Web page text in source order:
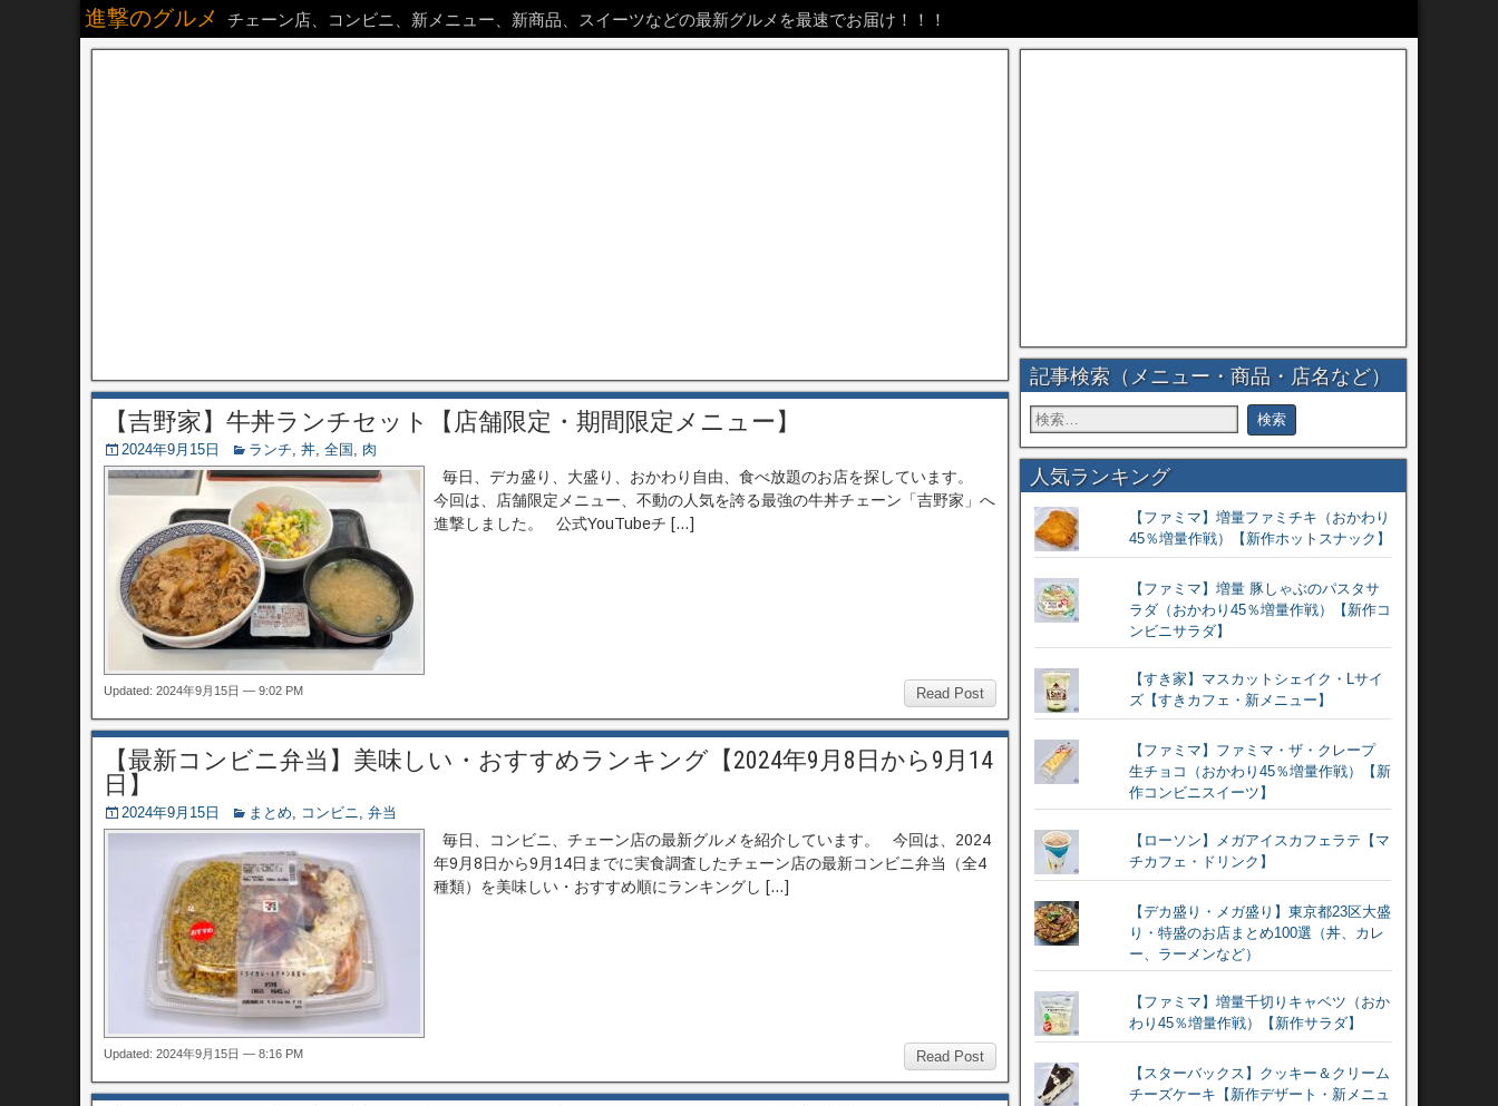
進撃のグルメ チェーン店、コンビニ、新メニュー、新商品、スイーツなどの最新グルメを最速でお届け！！！
【吉野家】牛丼ランチセット【店舗限定・期間限定メニュー】
2024年9月15日 ランチ, 丼, 全国 , 肉
毎日、デカ盛り、大盛り、おかわり自由、食べ放題のお店を探しています。
今回は、店舗限定メニュー、不動の人気を誇る最強の牛丼チェーン「吉野家」へ
進撃しました。 公式YouTubeチ […]
Read Post
Updated: 2024年9月15日 — 9:02 PM
【最新コンビニ弁当】美味しい・おすすめランキング【2024年9月8日から9月14
日】
2024年9月15日 まとめ, コンビニ, 弁当
毎日、コンビニ、チェーン店の最新グルメを紹介しています。 今回は、2024
年9月8日から9月14日までに実食調査したチェーン店の最新コンビニ弁当（全4
種類）を美味しい・おすすめ順にランキングし […]
Read Post
Updated: 2024年9月15日 — 8:16 PM
記事検索（メニュー・商品・店名など）
人気ランキング
【ファミマ】増量ファミチキ（おかわり
45％増量作戦）【新作ホットスナック】
【ファミマ】増量 豚しゃぶのパスタサ
ラダ（おかわり45％増量作戦）【新作コ
ンビニサラダ】
【すき家】マスカットシェイク・Lサイ
ズ【すきカフェ・新メニュー】
【ファミマ】ファミマ・ザ・クレープ
生チョコ（おかわり45％増量作戦）【新
作コンビニスイーツ】
【ローソン】メガアイスカフェラテ【マ
チカフェ・ドリンク】
【デカ盛り・メガ盛り】東京都23区大盛
り・特盛のお店まとめ100選（丼、カレ
ー、ラーメンなど）
【ファミマ】増量千切りキャベツ（おか
わり45％増量作戦）【新作サラダ】
【スターバックス】クッキー＆クリーム
チーズケーキ【新作デザート・新メニュ